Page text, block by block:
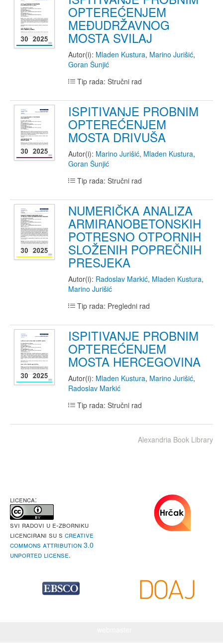
OPTEREĆENJEM
MEĐUDRŽAVNOG
MOSTA SVILAJ
Autor(i): Mladen Kustura, Marino Jurišić,
Goran Šunjić
Tip rada: Stručni rad
ISPITIVANJE PROBNIM
OPTEREĆENJEM
MOSTA DRIVUŠA
Autor(i): Marino Jurišić, Mladen Kustura,
Goran Šunjić
Tip rada: Stručni rad
NUMERIČKA ANALIZA
ARMIRANOBETONSKIH
POTRESNO OTPORNIH
SLOŽENIH POPREČNIH
PRESJEKA
Autor(i): Radoslav Markić, Mladen Kustura,
Marino Jurišić
Tip rada: Pregledni rad
ISPITIVANJE PROBNIM
OPTEREĆENJEM
MOSTA HERCEGOVINA
Autor(i): Mladen Kustura, Marino Jurišić,
Radoslav Markić
Tip rada: Stručni rad
Alexandria Book Library
LICENCA:
Svi radovi u e-Zborniku
licencirani su s Creative
Commons Attribution 3.0
Unported License.